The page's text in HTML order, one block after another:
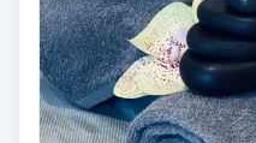
Brynplockning
Bröllopsuppsättning